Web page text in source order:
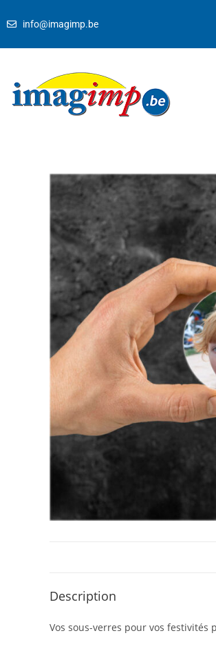
info@imagimp.be
Description
Vos sous-verres pour vos